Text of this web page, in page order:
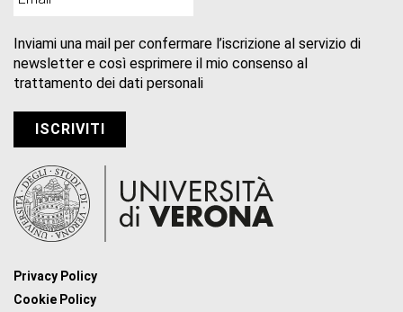
Inviami una mail per confermare l’iscrizione al servizio di
newsletter e così esprimere il mio consenso al
trattamento dei dati personali
Privacy Policy
Cookie Policy